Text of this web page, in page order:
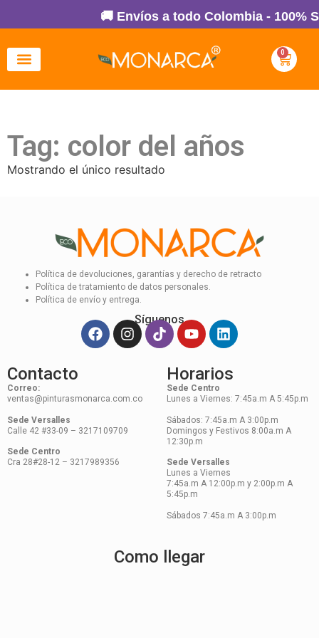
🚚 Envíos a todo Colombia - 100%
0
Tag: color del años
Mostrando el único resultado
Política de devoluciones, garantías y derecho de retracto
Política de tratamiento de datos personales.
Política de envío y entrega.
Síguenos
Contacto
Correo:
ventas@pinturasmonarca.com.co
Sede Versalles
Calle 42 #33-09 – 3217109709
Sede Centro
Cra 28#28-12 – 3217989356
Horarios
Sede Centro
Lunes a Viernes: 7:45a.m A 5:45p.m
Sábados: 7:45a.m A 3:00p.m
Domingos y Festivos 8:00a.m A
12:30p.m
Sede Versalles
Lunes a Viernes
7:45a.m A 12:00p.m y 2:00p.m A
5:45p.m
Sábados 7:45a.m A 3:00p.m
Como llegar